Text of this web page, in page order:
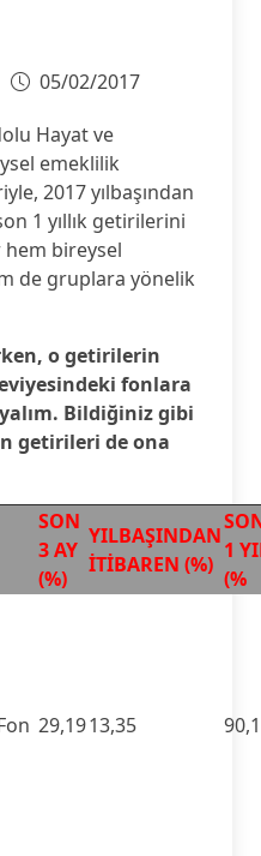
05/02/2017
Hayat ve
emeklilik
2017 yılbaşından
1 yıllık getirilerini
bireysel
de gruplara yönelik
o getirilerin
fonlara
Bildiğiniz gibi
getirileri de ona
SON
3 AY
(%)
YILBAŞINDAN
İTİBAREN (%)
1
(%
29,1913,35